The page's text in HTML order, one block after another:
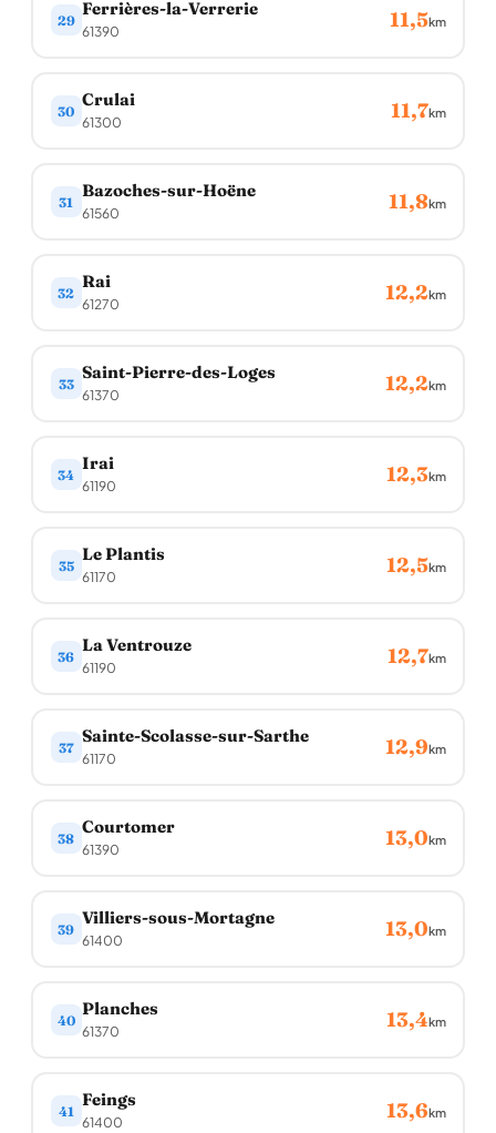
29
Ferrières-la-Verrerie
61390 11,5km
30
Crulai
61300 11,7km
31
Bazoches-sur-Hoëne
61560 11,8km
32
Rai
61270 12,2km
33
Saint-Pierre-des-Loges
61370 12,2km
34
Irai
61190 12,3km
35
Le Plantis
61170 12,5km
36
La Ventrouze
61190 12,7km
37
Sainte-Scolasse-sur-Sarthe
61170 12,9km
38
Courtomer
61390 13,0km
39
Villiers-sous-Mortagne
61400 13,0km
40
Planches
61370 13,4km
41
Feings
61400 13,6km